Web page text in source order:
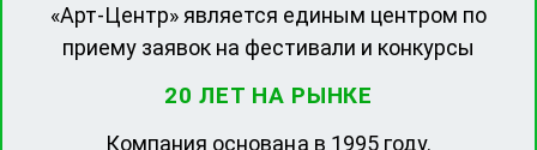
«Арт-Центр» является единым центром по
приему заявок на фестивали и конкурсы
20 ЛЕТ НА РЫНКЕ
Компания основана в 1995 году.